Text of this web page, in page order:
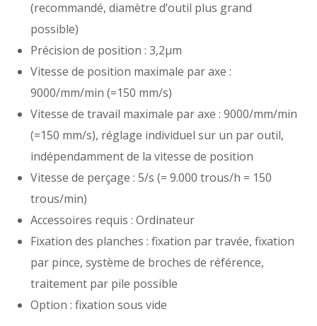
(recommandé, diamètre d’outil plus grand
possible)
Précision de position : 3,2µm
Vitesse de position maximale par axe :
9000/mm/min (=150 mm/s)
Vitesse de travail maximale par axe : 9000/mm/min
(=150 mm/s), réglage individuel sur un par outil,
indépendamment de la vitesse de position
Vitesse de perçage : 5/s (= 9.000 trous/h = 150
trous/min)
Accessoires requis : Ordinateur
Fixation des planches : fixation par travée, fixation
par pince, système de broches de référence,
traitement par pile possible
Option : fixation sous vide